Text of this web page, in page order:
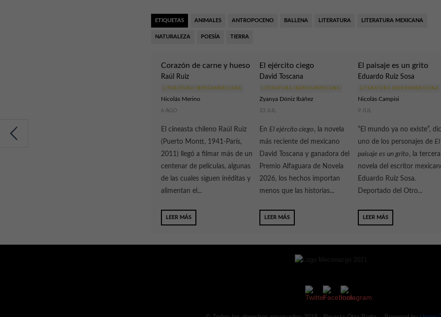
ETIQUETAS ANIMALES ANTROPOCENO BALLENA LITERATURA LITERATURA MEXICANA
NATURALEZA POESÍA TIERRA
Corazón de carne y hueso
Raúl Ruiz
LITERATURA IBEROAMERICANA
Nicolás Merino
6 AGO
El cineasta chileno Raúl Ruiz
(Puerto Montt, 1941-París,
2011) llegó a filmar más de un
centenar de películas, algunas
de las cuales siguen inéditas y
alimentan el...
LEER MÁS
El ejército ciego
David Toscana
LITERATURA IBEROAMERICANA
Zyanya Dóniz Ibáñez
23 JUL
En El ejército ciego, la novela
más reciente del mexicano
David Toscana y ganadora del
Premio Alfaguara de Novela
2026, los hechos importan
menos que las historias...
LEER MÁS
El paisaje es un grito
Eduardo Ruiz Sosa
LITERATURA IBEROAMERICANA
Nicolás Campisi
9 JUL
“El mundo ya no existe”,
uno de los personajes de El
paisaje es un grito, la tercera
novela del escritor
Eduardo Ruiz Sosa.
Deportado del Otro...
LEER MÁS